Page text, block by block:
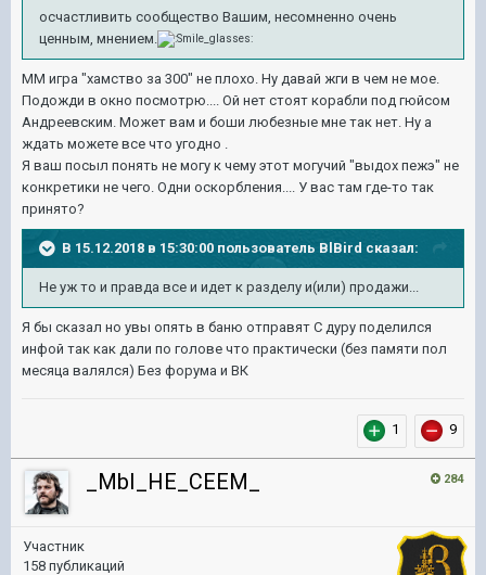
осчастливить сообщество Вашим, несомненно очень
ценным, мнением.
ММ игра "хамство за 300" не плохо. Ну давай жги в чем не мое.
Подожди в окно посмотрю.... Ой нет стоят корабли под гюйсом
Андреевским. Может вам и боши любезные мне так нет. Ну а
ждать можете все что угодно .
Я ваш посыл понять не могу к чему этот могучий "выдох пежэ" не
конкретики не чего. Одни оскорбления.... У вас там где-то так
принято?
В 15.12.2018 в 15:30:00 пользователь BlBird сказал:
Не уж то и правда все и идет к разделу и(или) продажи...
Я бы сказал но увы опять в баню отправят С дуру поделился
инфой так как дали по голове что практически (без памяти пол
месяца валялся) Без форума и ВК
1 9
284
_MbI_HE_CEEM_
Участник
158 публикаций